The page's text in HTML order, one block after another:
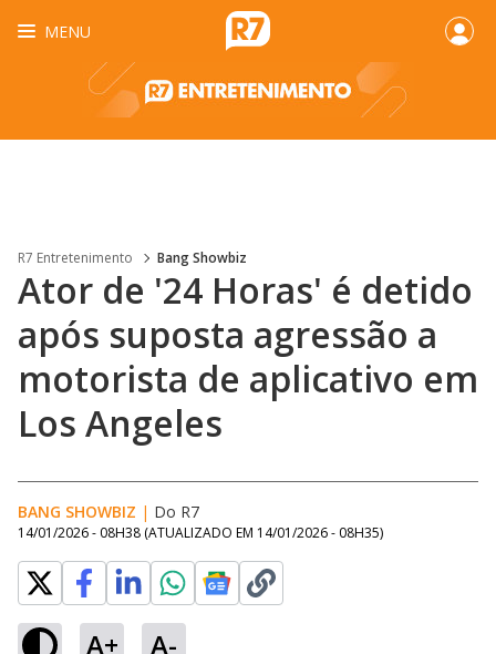
MENU
R7 Entretenimento Bang Showbiz
Ator de '24 Horas' é detido
após suposta agressão a
motorista de aplicativo em
Los Angeles
BANG SHOWBIZ | Do R7
14/01/2026 - 08H38 (ATUALIZADO EM 14/01/2026 - 08H35)
A+ A-